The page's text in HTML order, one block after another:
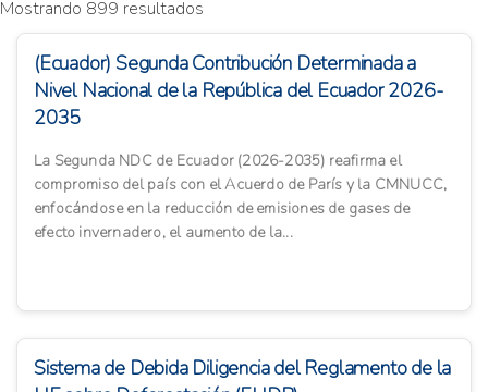
Mostrando 899 resultados
(Ecuador) Segunda Contribución Determinada a
Nivel Nacional de la República del Ecuador 2026-
2035
La Segunda NDC de Ecuador (2026-2035) reafirma el
compromiso del país con el Acuerdo de París y la CMNUCC,
enfocándose en la reducción de emisiones de gases de
efecto invernadero, el aumento de la...
Sistema de Debida Diligencia del Reglamento de la